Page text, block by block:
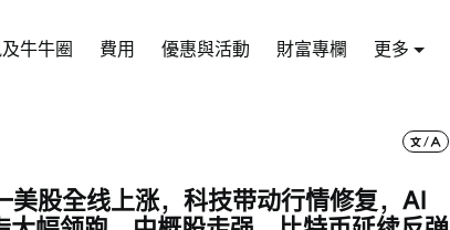
牛牛圈 費用 優惠與活動 財富專欄 更多
美股全线上涨，科技带动行情修复，AI